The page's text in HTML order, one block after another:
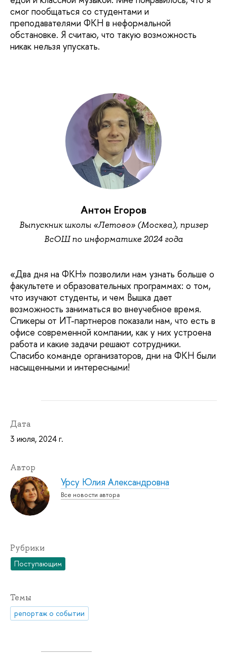
смог пообщаться со студентами и
преподавателями ФКН в неформальной
обстановке. Я считаю, что такую возможность
никак нельзя упускать.
Антон Егоров
Выпускник школы «Летово» (Москва), призер
ВсОШ по информатике 2024 года
«Два дня на ФКН» позволили нам узнать больше о
факультете и образовательных программах: о том,
что изучают студенты, и чем Вышка дает
возможность заниматься во внеучебное время.
Спикеры от ИТ-партнеров показали нам, что есть в
офисе современной компании, как у них устроена
работа и какие задачи решают сотрудники.
Спасибо команде организаторов, дни на ФКН были
насыщенными и интересными!
Дата
3 июля, 2024 г.
Автор
Урсу Юлия Александровна
Все новости автора
Рубрики
Поступающим
Темы
репортаж о событии